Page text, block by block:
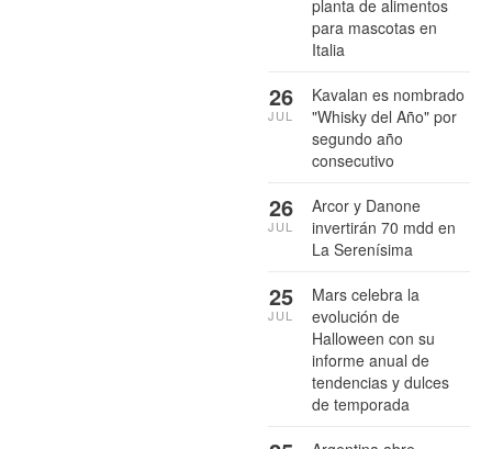
planta de alimentos
para mascotas en
Italia
Kavalan es nombrado
"Whisky del Año" por
segundo año
consecutivo
26
JUL
Arcor y Danone
invertirán 70 mdd en
La Serenísima
26
JUL
Mars celebra la
evolución de
Halloween con su
informe anual de
tendencias y dulces
de temporada
25
JUL